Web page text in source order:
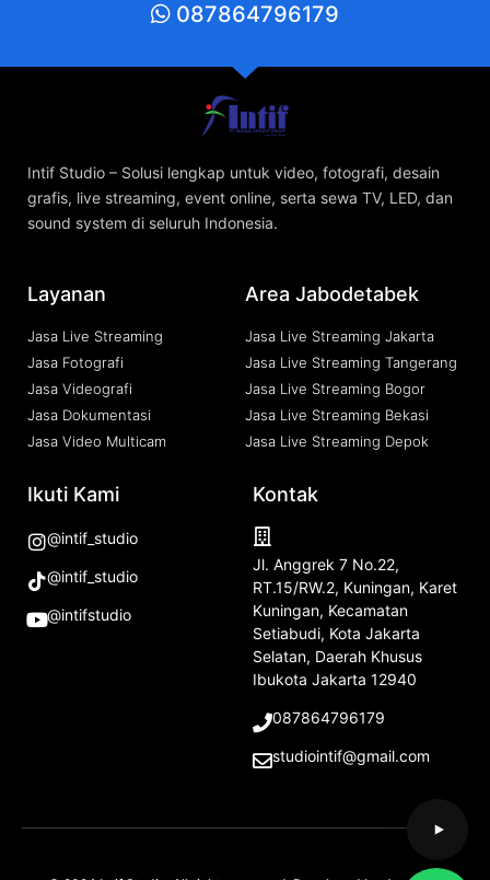
087864796179
Intif Studio – Solusi lengkap untuk video, fotografi, desain
grafis, live streaming, event online, serta sewa TV, LED, dan
sound system di seluruh Indonesia.
Layanan
Jasa Live Streaming
Jasa Fotografi
Jasa Videografi
Jasa Dokumentasi
Jasa Video Multicam
Area Jabodetabek
Jasa Live Streaming Jakarta
Jasa Live Streaming Tangerang
Jasa Live Streaming Bogor
Jasa Live Streaming Bekasi
Jasa Live Streaming Depok
Ikuti Kami
@intif_studio
@intif_studio
@intifstudio
Kontak
Jl. Anggrek 7 No.22,
RT.15/RW.2, Kuningan, Karet
Kuningan, Kecamatan
Setiabudi, Kota Jakarta
Selatan, Daerah Khusus
Ibukota Jakarta 12940
087864796179
studiointif@gmail.com